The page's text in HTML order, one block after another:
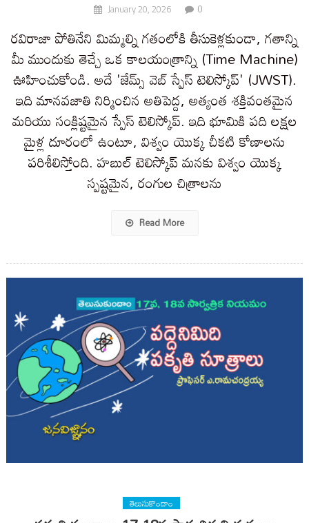
January 20, 2026 0
రవిరాజా పోతినేని మిమ్మల్ని గతంలోకి తీసుకెళ్లకుండా, గతాన్ని
మీ ముందుకు తెచ్చే ఒక కాలయంత్రాన్ని (Time Machine)
ఊహించుకోండి. అదే 'జేమ్స్ వెబ్ స్పేస్ టెలిస్కోప్' (JWST).
ఇది మానవజాతి నిర్మించిన అతిపెద్ద, అత్యంత శక్తివంతమైన
మరియు సంక్లిష్టమైన స్పేస్ టెలిస్కోప్. ఇది భూమికి పది లక్షల
మైళ్ల దూరంలో ఉంటూ, విశ్వం యొక్క చీకటి కోణాలను
పరిశీలిస్తోంది. హబుల్ టెలిస్కోప్ మనకు విశ్వం యొక్క
స్పష్టమైన, రంగుల చిత్రాలను
Read More
తెలుసుకొందాం